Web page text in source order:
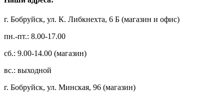
г. Бобруйск, ул. К. Либкнехта, 6 Б (магазин и офис)
пн.-пт.: 8.00-17.00
сб.: 9.00-14.00 (магазин)
вс.: выходной
г. Бобруйск, ул. Минская, 96 (магазин)